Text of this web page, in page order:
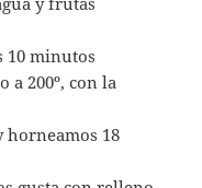
10 minutos
a 200º, con la
horneamos 18